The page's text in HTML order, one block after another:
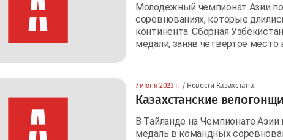
Молодежный чемпионат Азии
соревнованиях, которые
континента. Сборная
медали, заняв четвертое
7 июня 2023 г. / Новости Казахстана
Казахстанские
В Тайланде на Чемпионате Азии
медаль в командных